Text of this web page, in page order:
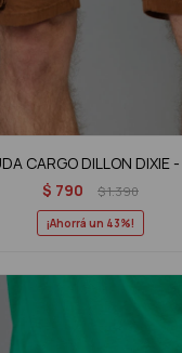
CARGO DILLON DIXIE
$ 790 $1.390
43